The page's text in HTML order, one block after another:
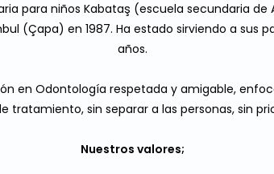
para niños Kabataş (escuela secundaria de
(Çapa) en 1987. Ha estado sirviendo a sus
años.
en Odontología respetada y amigable,
tratamiento, sin separar a las personas, sin
Nuestros valores;